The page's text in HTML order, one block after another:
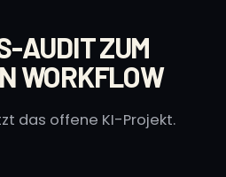
AUDIT ZUM
WORKFLOW
das offene KI-Projekt.